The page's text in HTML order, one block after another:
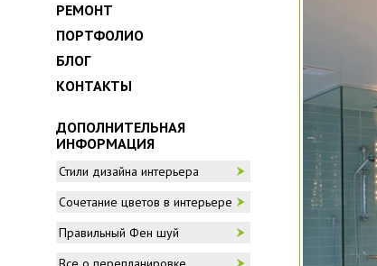
РЕМОНТ
ПОРТФОЛИО
БЛОГ
КОНТАКТЫ
ДОПОЛНИТЕЛЬНАЯ
ИНФОРМАЦИЯ
Стили дизайна интерьера
Сочетание цветов в интерьере
Правильный Фен шуй